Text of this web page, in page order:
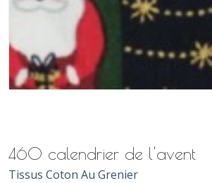
460 calendrier de l'avent
Tissus Coton Au Grenier